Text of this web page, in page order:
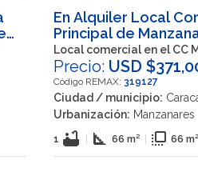
En Alquiler Local
Principal de
Caracas, Nuestra
Baruta, Miranda,
Local comercial en el CC
Precio: USD
Código REMAX: 319127
Ciudad / municipio:
Urbanización: Manzanares
1 bathtub | square_foot 66 m² | flip_to_front 66 m²